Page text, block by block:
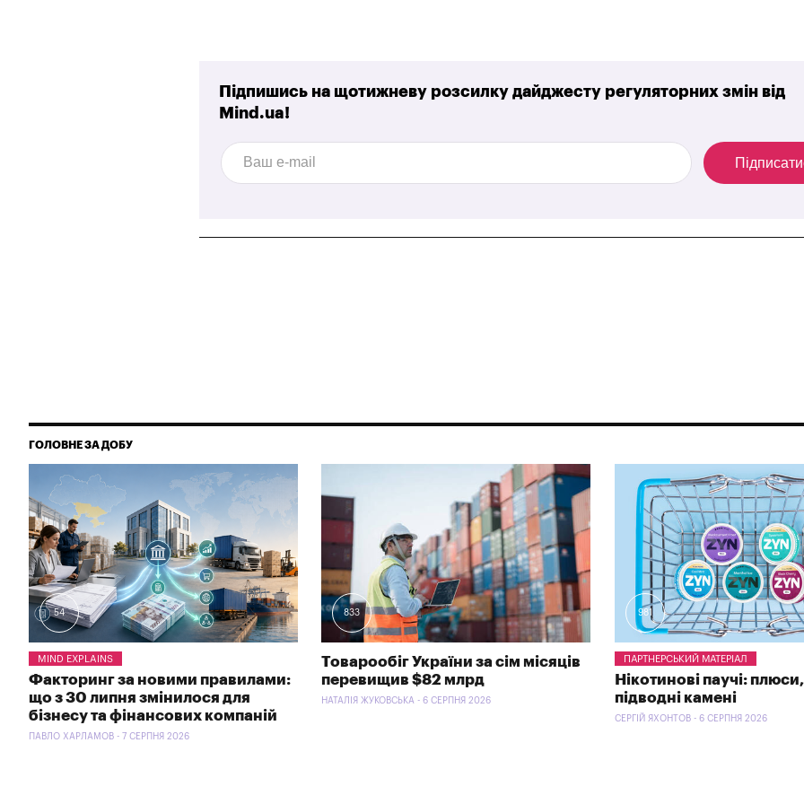
Підпишись на щотижневу розсилку дайджесту регуляторних змін від
Mind.ua!
ГОЛОВНЕ ЗА ДОБУ
54
MIND EXPLAINS
Факторинг за новими правилами:
що з 30 липня змінилося для
бізнесу та фінансових компаній
ПАВЛО ХАРЛАМОВ - 7 СЕРПНЯ 2026
833
Товарообіг України за сім місяців
перевищив $82 млрд
НАТАЛІЯ ЖУКОВСЬКА - 6 СЕРПНЯ 2026
981
ПАРТНЕРСЬКИЙ МАТЕРІАЛ
Нікотинові паучі:
підводні камені
СЕРГІЙ ЯХОНТОВ - 6 СЕРПНЯ 2026